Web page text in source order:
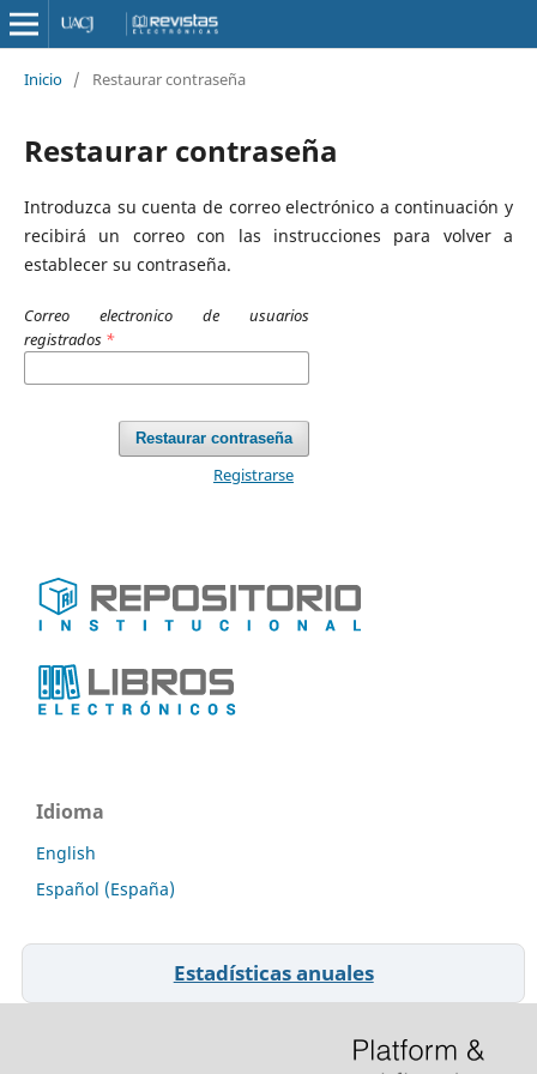
Inicio / Restaurar contraseña
Restaurar contraseña
Introduzca su cuenta de correo electrónico a continuación y
recibirá un correo con las instrucciones para volver a
establecer su contraseña.
Correo electronico de usuarios
registrados *
Restaurar contraseña
Registrarse
Idioma
English
Español (España)
Estadísticas anuales